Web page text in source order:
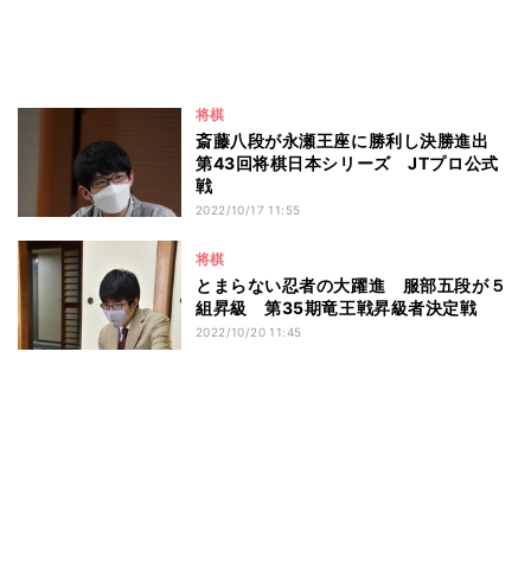
将棋
斎藤八段が永瀬王座に勝利し決勝進出
第43回将棋日本シリーズ JTプロ公式
戦
2022/10/17 11:55
将棋
とまらない忍者の大躍進 服部五段が５
組昇級 第35期竜王戦昇級者決定戦
2022/10/20 11:45